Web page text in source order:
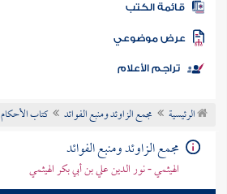
المكتبة
الكتب
موضوعي
تراجم الأعلام
الرئيسية مجمع الزاوئد ومنبع الفوائد كتاب الأحكام
مجمع الزاوئد ومنبع الفوائد
الهيثمي - نور الدين علي بن أبي بكر الهيثمي